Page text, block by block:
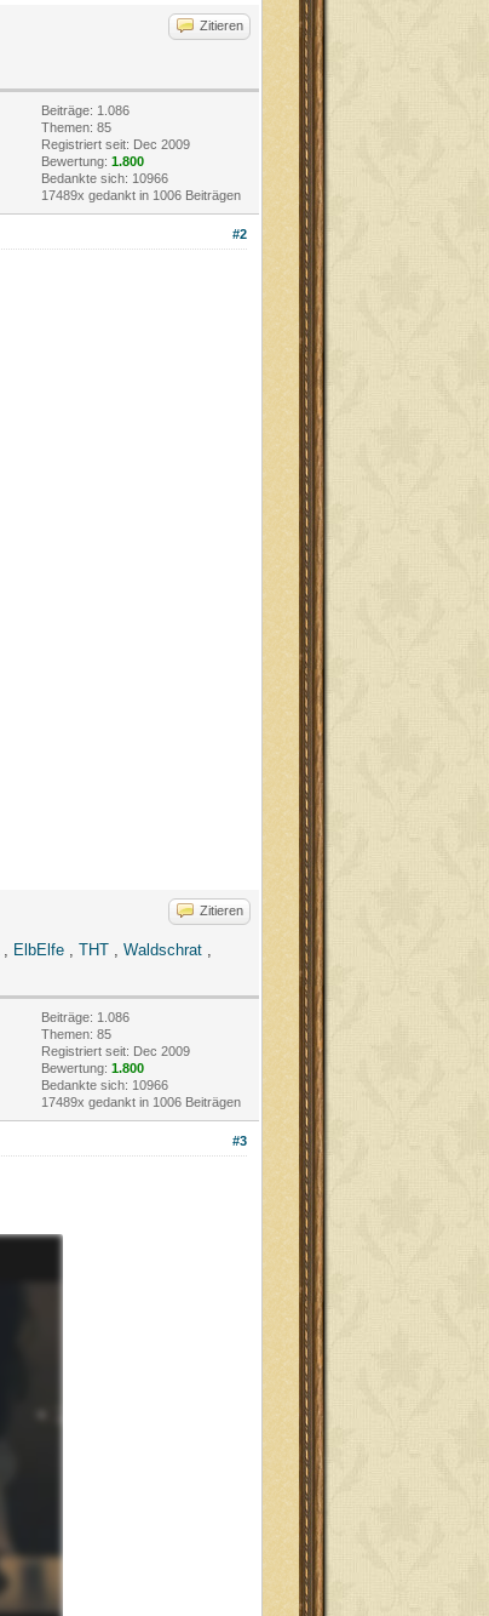
Zitieren
Beiträge: 1.086
Themen: 85
Registriert seit: Dec 2009
Bewertung: 1.800
Bedankte sich: 10966
17489x gedankt in 1006 Beiträgen
#2
Zitieren
ElbElfe THT Waldschrat
Beiträge: 1.086
Themen: 85
Registriert seit: Dec 2009
Bewertung: 1.800
Bedankte sich: 10966
17489x gedankt in 1006 Beiträgen
#3